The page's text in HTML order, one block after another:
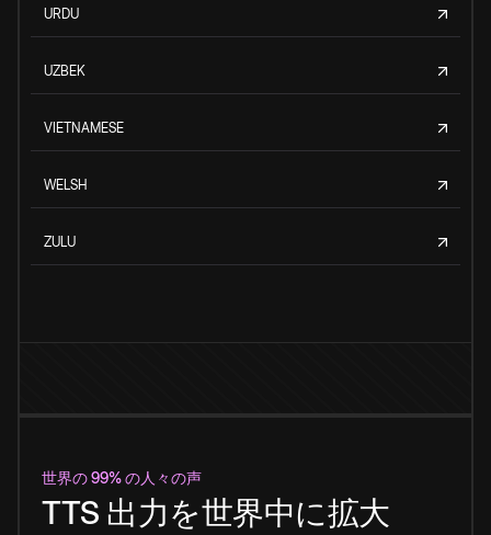
URDU
UZBEK
VIETNAMESE
WELSH
ZULU
世界の 99% の人々の声
TTS 出力を世界中に拡大